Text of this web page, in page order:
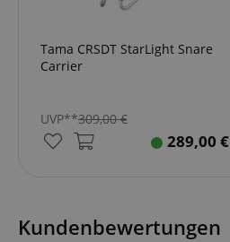
Tama CRSDT StarLight Snare
Carrier
UVP**309,00€
289,00 €
Kundenbewertungen